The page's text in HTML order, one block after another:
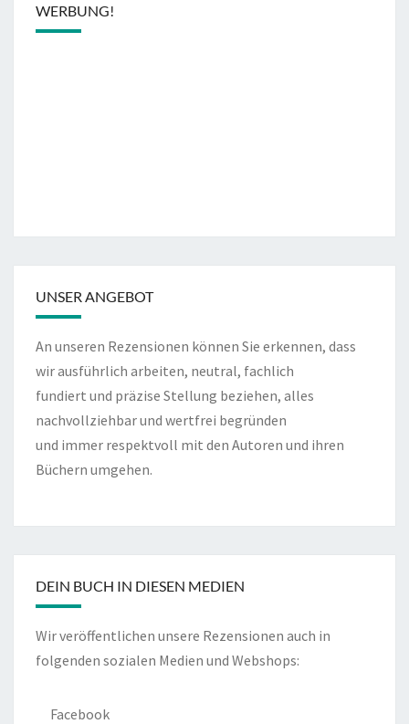
WERBUNG!
UNSER ANGEBOT
An unseren Rezensionen können Sie erkennen, dass
wir ausführlich arbeiten, neutral, fachlich
fundiert und präzise Stellung beziehen, alles
nachvollziehbar und wertfrei begründen
und immer respektvoll mit den Autoren und ihren
Büchern umgehen.
DEIN BUCH IN DIESEN MEDIEN
Wir veröffentlichen unsere Rezensionen auch in
folgenden sozialen Medien und Webshops:
Facebook